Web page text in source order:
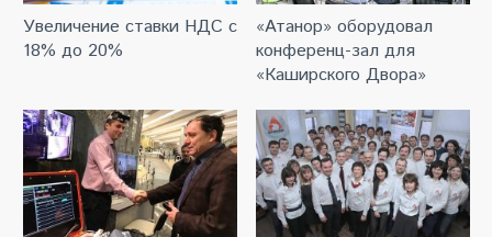
Увеличение ставки НДС с
18% до 20%
«Атанор» оборудовал
конференц-зал для
«Каширского Двора»